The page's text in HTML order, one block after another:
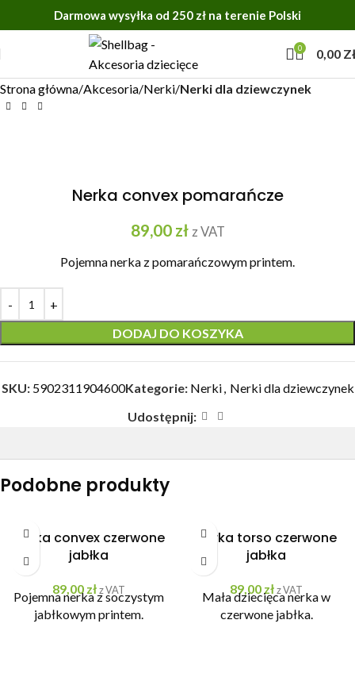
Darmowa wysyłka od 250 zł na terenie Polski
0 0,00
Strona główna Akcesoria Nerki Nerki dla dziewczynek
Nerka convex pomarańcze
89,00 zł z VAT
Pojemna nerka z pomarańczowym printem.
DODAJ DO KOSZYKA
SKU: 5902311904600Kategorie: Nerki, Nerki dla dziewczynek
Udostępnij:
Podobne produkty
Nerka convex czerwone
jabłka
89,00 złz VAT
Pojemna nerka z soczystym
jabłkowym printem.
Nerka torso czerwone
jabłka
89,00 złz VAT
Mała dziecięca nerka w
czerwone jabłka.